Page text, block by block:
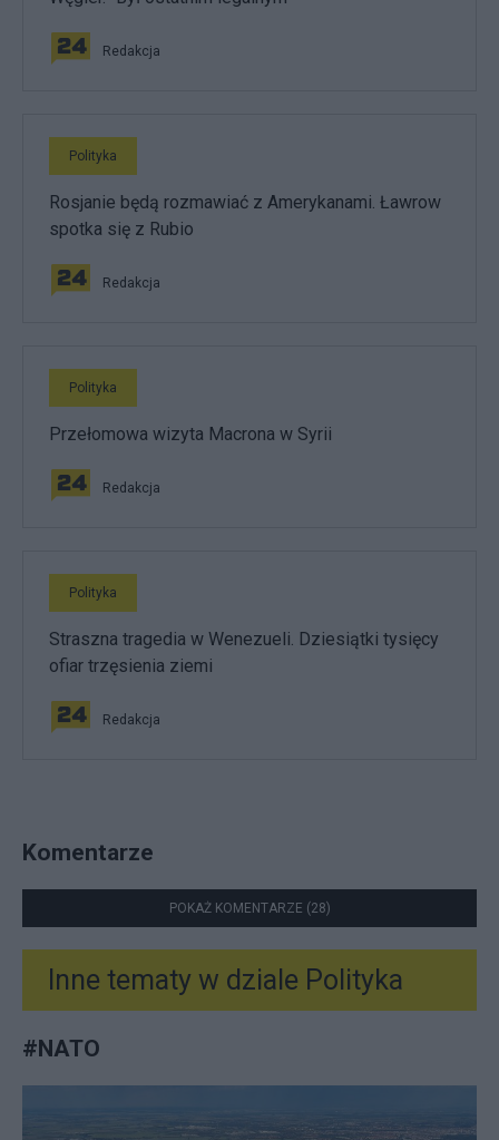
Redakcja
Polityka
Rosjanie będą rozmawiać z Amerykanami. Ławrow
spotka się z Rubio
Redakcja
Polityka
Przełomowa wizyta Macrona w Syrii
Redakcja
Polityka
Straszna tragedia w Wenezueli. Dziesiątki tysięcy
ofiar trzęsienia ziemi
Redakcja
Komentarze
POKAŻ KOMENTARZE (28)
Inne tematy w dziale Polityka
#NATO